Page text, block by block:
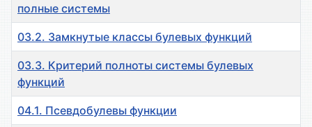
полные системы
03.2. Замкнутые классы булевых функций
03.3. Критерий полноты системы булевых
функций
04.1. Псевдобулевы функции